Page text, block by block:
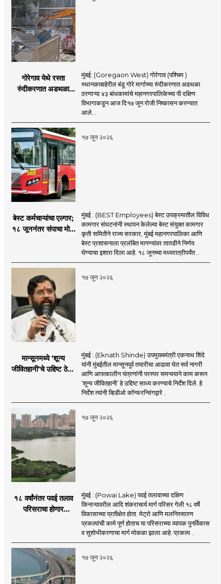
गोरेगाव येथे रस्ता
रुंदीकरणात अडथळा
मुंबई: (Goregaon West) गोरेगाव (पश्चिम )
स्थानकाबाहेरील बंडू गोरे मार्गाच्या रुंदीकरणात अडथळा
ठरणाऱ्या ४३ बांधकामांचे महानगरपालिकेच्या पी दक्षिण
विभागाकडून आज दि१७ जून रोजी निष्कासन करण्यात
आले...
१७ जून २०२६
बेस्ट कर्मचाऱ्यांचा एल्गार;
१८ जूननंतर संपाचा मोठा
मुंबई : (BEST Employees) बेस्ट उपक्रमातील विविध
कामगार संघटनांनी स्थापन केलेल्या बेस्ट संयुक्त कामगार
कृती समितीने राज्य सरकार, मुंबई महानगरपालिका आणि
बेस्ट प्रशासनाला प्रलंबित मागण्यांवर तातडीने निर्णय
घेण्याचा इशारा दिला आहे. १८ जूनच्या मध्यरात्रीपर्यंत ..
१७ जून २०२६
मान्सूनमध्ये ‘शून्य
जीवितहानी’चे उद्दिष्ट ठेवून
शिंदे
मुंबई : (Eknath Shinde) उपमुख्यमंत्री एकनाथ शिंदे
यांनी मुंबईतील मान्सूनपूर्व तयारीचा आढावा घेत सर्व नागरी
आणि आपत्कालीन यंत्रणांनी परस्पर समन्वयाने काम करून
‘शून्य जीवितहानी’ हे उद्दिष्ट साध्य करण्याचे निर्देश दिले. हे
निर्देश त्यांनी व्हिडीओ कॉन्फरन्सिंगद्वारे ..
१७ जून २०२६
१८ वर्षांनंतर पवई तलाव
परिसराचा होणार
सुरुवात;
मुंबई : (Powai Lake) पवई तलावाच्या दक्षिण
किनाऱ्यावरील आदि शंकराचार्य मार्ग परिसर गेली १८ वर्षे
विकासाच्या प्रतीक्षेत होता. मेट्रो आणि मलनिस्सारण
प्रकल्पांची कामे पूर्ण होताच या परिसराच्या व्यापक पुनर्विकास
व सुशोभीकरणाचा मार्ग मोकळा झाला आहे. प्रकल्प ..
१७ जून २०२६